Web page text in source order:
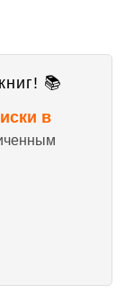
📚
в